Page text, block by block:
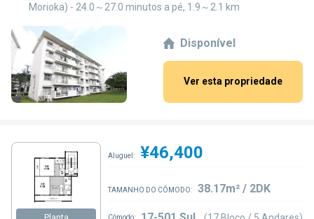
Morioka) - 24.0～27.0 minutos a pé, 1.9～2.1 km
Disponível
Ver esta propriedade
Aluguel: ¥46,400
TAMANHO DO CÔMODO: 38.17m² / 2DK
Cômodo: